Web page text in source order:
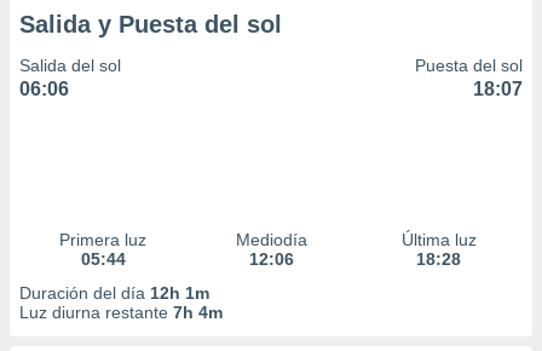
Salida y Puesta del sol
Salida del sol
06:06
Puesta del sol
18:07
Primera luz
05:44
Mediodía
12:06
Última luz
18:28
Duración del día 12h 1m
Luz diurna restante 7h 4m